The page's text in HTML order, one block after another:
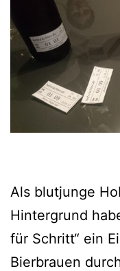
Als blutjunge
Hintergrund
für Schritt“ ein
Bierbrauen